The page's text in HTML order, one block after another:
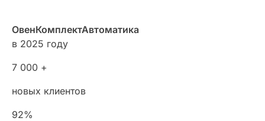
ОвенКомплектАвтоматика
в 2025 году
7 000 +
новых клиентов
92%